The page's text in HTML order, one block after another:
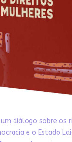
diálogo sobre os
e o Estado